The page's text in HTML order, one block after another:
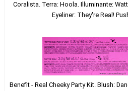
Coralista. Terra: Hoola. Illuminante:
Eyeliner: They're Real!
Benefit - Real Cheeky Party Kit. Blush: